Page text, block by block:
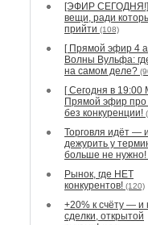
[ЭФИР
вещи, ради
прийти (108)
[ Прямой эфир 4
Волны Вульфа:
на самом деле?
[ Сегодня в 19:00
Прямой эфир про
без конкуренции!
Торговля идёт — и
дежурить у
больше не нужно!
Рынок, где НЕТ
конкурентов! (120)
+20% к счёту — и
сделки, открытой